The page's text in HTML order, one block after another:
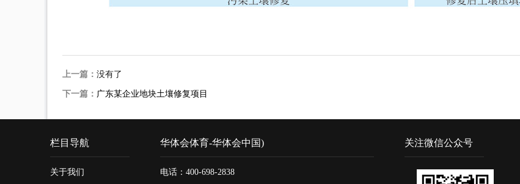
上一篇： 没有了
下一篇： 广东某企业地块土壤修复项目
栏目导航
关于我们
华体会体育-华体会中国)
电话：400-698-2838
关注微信公众号